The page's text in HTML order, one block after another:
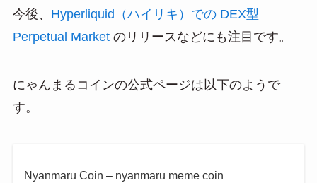
今後、 Hyperliquid（ハイリキ）での DEX型
Perpetual Marketのリリースなどにも注目です。
にゃんまるコインの公式ページは以下のようで
す。
Nyanmaru Coin – nyanmaru meme coin